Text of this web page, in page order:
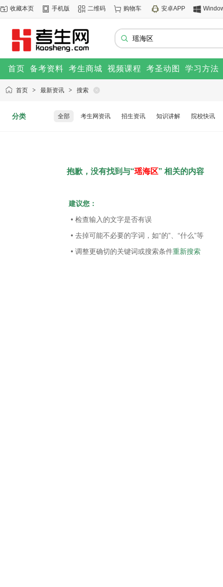
收藏本页 手机版 二维码 购物车 安卓APP
首页 备考资料 考生商城 视频课程 考圣动图 学习方法
首页 > 最新资讯 > 搜索
分类 全部 考生网资讯 招生资讯 知识讲解 院校快讯
抱歉，没有找到与“瑶海区” 相关的内容
建议您：
• 检查输入的文字是否有误
• 去掉可能不必要的字词，如“的”、“什么”等
• 调整更确切的关键词或搜索条件重新搜索